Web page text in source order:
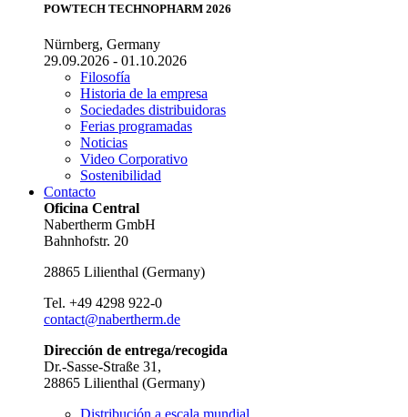
POWTECH TECHNOPHARM 2026
Nürnberg, Germany
29.09.2026 - 01.10.2026
Filosofía
Historia de la empresa
Sociedades distribuidoras
Ferias programadas
Noticias
Video Corporativo
Sostenibilidad
Contacto
Oficina Central
Nabertherm GmbH
Bahnhofstr. 20
28865 Lilienthal (Germany)
Tel. +49 4298 922-0
contact@nabertherm.de
Dirección de entrega/recogida
Dr.-Sasse-Straße 31,
28865 Lilienthal (Germany)
Distribución a escala mundial